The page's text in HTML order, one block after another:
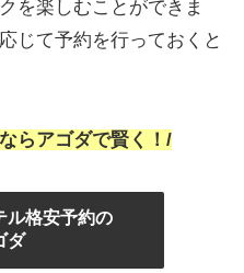
を楽しむことができま
じて予約を行っておくと
らアゴダで賢く！/
ル格安予約の
ダ